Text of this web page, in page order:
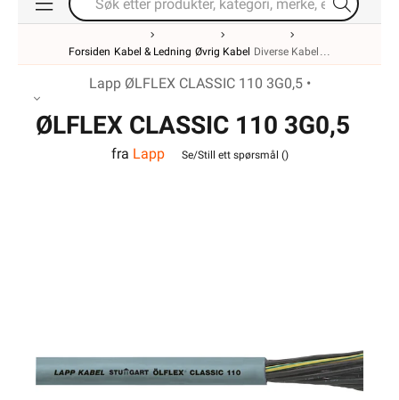
Forsiden Kabel & Ledning Øvrig Kabel Diverse Kabel
Lapp ØLFLEX CLASSIC 110 3G0,5 •
ØLFLEX CLASSIC 110 3G0,5
fra Lapp Se/Still ett spørsmål ()